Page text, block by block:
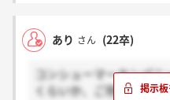
あり さん (22卒)
コンシューマーカンパ
くらいか、ご存知の方い